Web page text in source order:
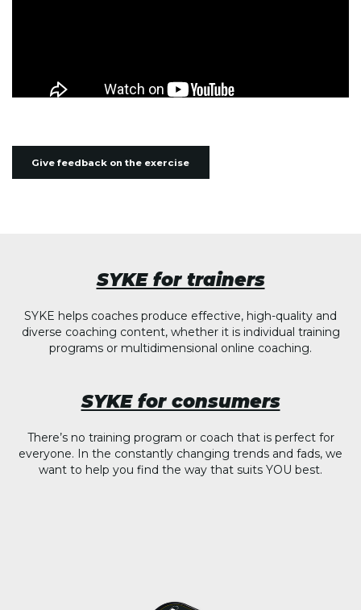
Give feedback on the exercise
SYKE for trainers
SYKE helps coaches produce effective, high-quality and
diverse coaching content, whether it is individual training
programs or multidimensional online coaching.
SYKE for consumers
There’s no training program or coach that is perfect for
everyone. In the constantly changing trends and fads, we
want to help you find the way that suits YOU best.